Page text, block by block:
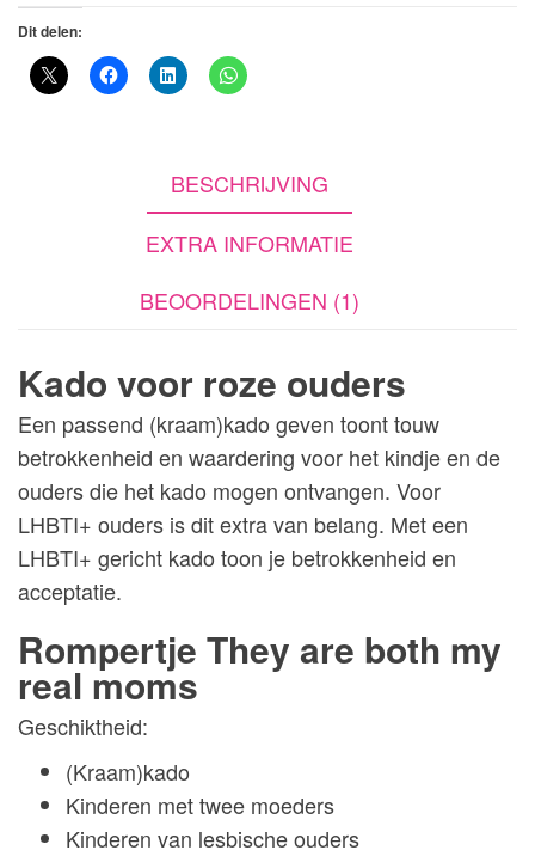
Dit delen:
BESCHRIJVING
EXTRA INFORMATIE
BEOORDELINGEN (1)
Kado voor roze ouders
Een passend (kraam)kado geven toont touw
betrokkenheid en waardering voor het kindje en de
ouders die het kado mogen ontvangen. Voor
LHBTI+ ouders is dit extra van belang. Met een
LHBTI+ gericht kado toon je betrokkenheid en
acceptatie.
Rompertje They are both my
real moms
Geschiktheid:
(Kraam)kado
Kinderen met twee moeders
Kinderen van lesbische ouders